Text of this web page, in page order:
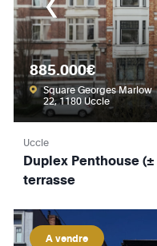
885.000€
Square Georges Marlow
22, 1180 Uccle
Uccle
Duplex Penthouse
terrasse
A vendre